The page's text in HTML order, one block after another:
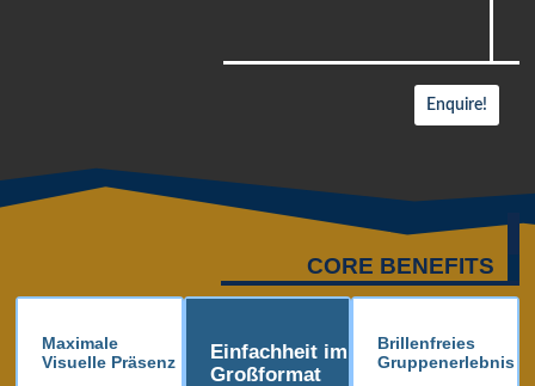
Enquire!
CORE BENEFITS
Maximale
Visuelle Präsenz
Einfachheit im
Großformat
Brillenfreies
Gruppenerlebnis